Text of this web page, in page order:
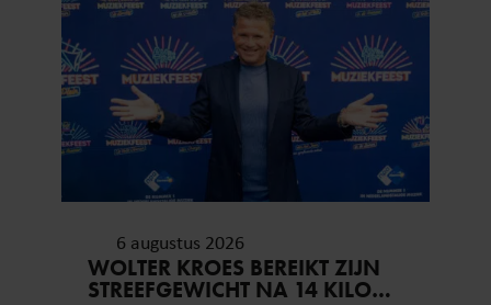
6 augustus 2026
WOLTER KROES BEREIKT ZIJN
STREEFGEWICHT NA 14 KILO